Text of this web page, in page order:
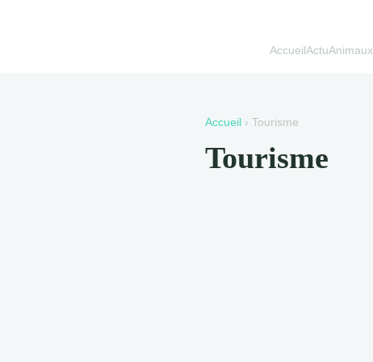
AccueilActuAnimaux
Accueil › Tourisme
Tourisme